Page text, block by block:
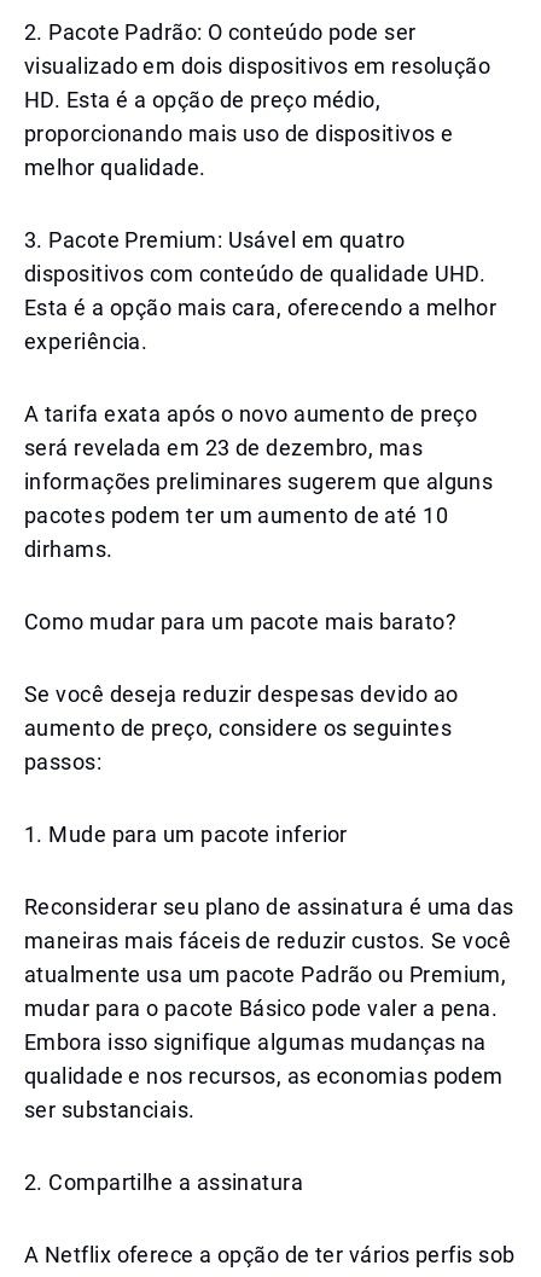
2. Pacote Padrão: O conteúdo pode ser
visualizado em dois dispositivos em resolução
HD. Esta é a opção de preço médio,
proporcionando mais uso de dispositivos e
melhor qualidade.
3. Pacote Premium: Usável em quatro
dispositivos com conteúdo de qualidade UHD.
Esta é a opção mais cara, oferecendo a melhor
experiência.
A tarifa exata após o novo aumento de preço
será revelada em 23 de dezembro, mas
informações preliminares sugerem que alguns
pacotes podem ter um aumento de até 10
dirhams.
Como mudar para um pacote mais barato?
Se você deseja reduzir despesas devido ao
aumento de preço, considere os seguintes
passos:
1. Mude para um pacote inferior
Reconsiderar seu plano de assinatura é uma das
maneiras mais fáceis de reduzir custos. Se você
atualmente usa um pacote Padrão ou Premium,
mudar para o pacote Básico pode valer a pena.
Embora isso signifique algumas mudanças na
qualidade e nos recursos, as economias podem
ser substanciais.
2. Compartilhe a assinatura
A Netflix oferece a opção de ter vários perfis sob